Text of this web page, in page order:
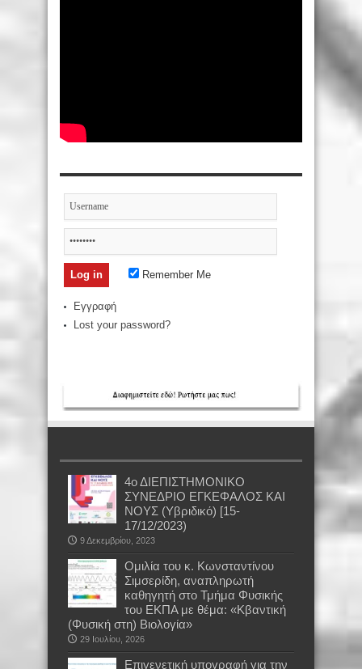
Remember Me
Εγγραφή
Lost your password?
4ο ΔΙΕΠΙΣΤΗΜΟΝΙΚΟ
ΣΥΝΕΔΡΙΟ ΕΓΚΕΦΑΛΟΣ ΚΑΙ
ΝΟΥΣ (Υβριδικό) [15-
17/12/2023)
9 Δεκεμβρίου, 2023
Oμιλία του κ. Κωνσταντίνου
Σιμσερίδη, αναπληρωτή
καθηγητή στο Τμήμα Φυσικής
του ΕΚΠΑ με θέμα: «Κβαντική
(Φυσική στη) Βιολογία»
29 Ιουλίου, 2026
Επιγενετική υπογραφή για την